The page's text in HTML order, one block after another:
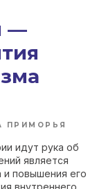
—
ПРИМОРЬЯ
идут рука об
является
и повышения его
внутреннего